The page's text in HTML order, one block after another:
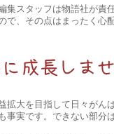
スタッフは物語社が責
で、その点はまったく心
大を目指して日々がん
事実です。できない部